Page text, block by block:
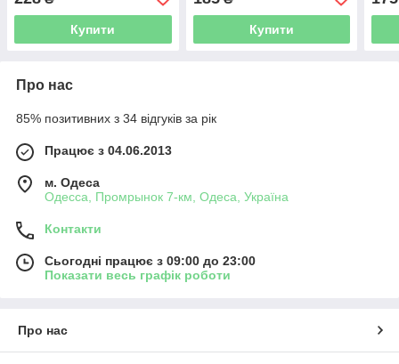
трикотаж турецькі
Купити Купити
Про нас
85% позитивних з 34 відгуків за рік
Працює з 04.06.2013
м. Одеса
Одесса, Промрынок 7-км, Одеса, Україна
Контакти
Сьогодні працює з 09:00 до 23:00
Показати весь графік роботи
Про нас